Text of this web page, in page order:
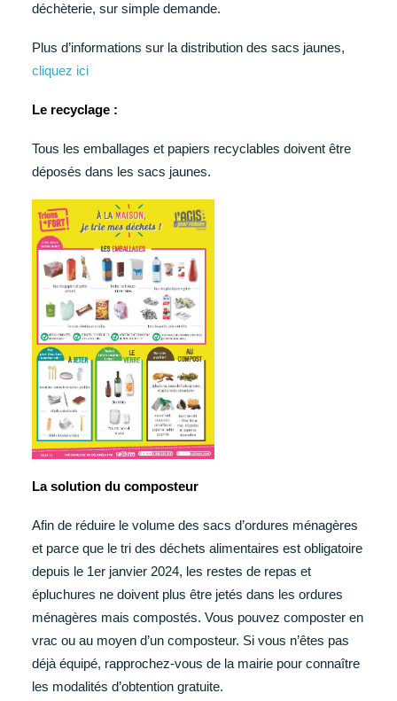
déchèterie, sur simple demande.
Plus d’informations sur la distribution des sacs jaunes,
cliquez ici
Le recyclage :
Tous les emballages et papiers recyclables doivent être
déposés dans les sacs jaunes.
La solution du composteur
Afin de réduire le volume des sacs d’ordures ménagères
et parce que le tri des déchets alimentaires est obligatoire
depuis le 1er janvier 2024, les restes de repas et
épluchures ne doivent plus être jetés dans les ordures
ménagères mais compostés. Vous pouvez composter en
vrac ou au moyen d’un composteur. Si vous n’êtes pas
déjà équipé, rapprochez-vous de la mairie pour connaître
les modalités d’obtention gratuite.